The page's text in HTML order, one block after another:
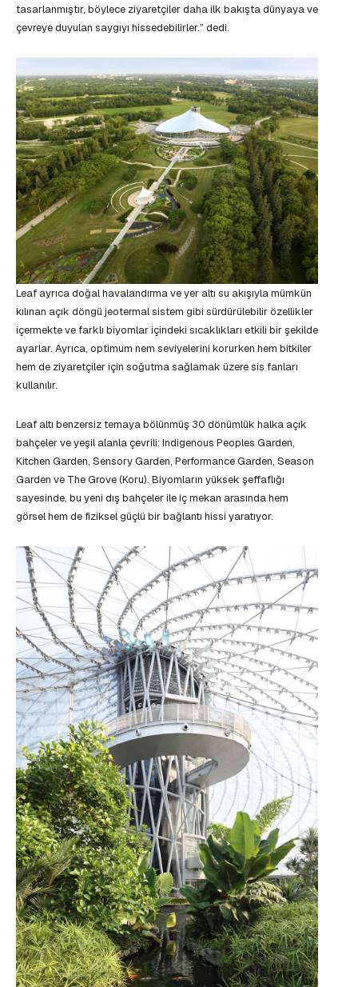
tasarlanmıştır, böylece ziyaretçiler daha ilk bakışta dünyaya ve
çevreye duyulan saygıyı hissedebilirler.” dedi.
Leaf ayrıca doğal havalandırma ve yer altı su akışıyla mümkün
kılınan açık döngü jeotermal sistem gibi sürdürülebilir özellikler
içermekte ve farklı biyomlar içindeki sıcaklıkları etkili bir şekilde
ayarlar. Ayrıca, optimum nem seviyelerini korurken hem bitkiler
hem de ziyaretçiler için soğutma sağlamak üzere sis fanları
kullanılır.
Leaf altı benzersiz temaya bölünmüş 30 dönümlük halka açık
bahçeler ve yeşil alanla çevrili: Indigenous Peoples Garden,
Kitchen Garden, Sensory Garden, Performance Garden, Season
Garden ve The Grove (Koru). Biyomların yüksek şeffaflığı
sayesinde, bu yeni dış bahçeler ile iç mekan arasında hem
görsel hem de fiziksel güçlü bir bağlantı hissi yaratıyor.